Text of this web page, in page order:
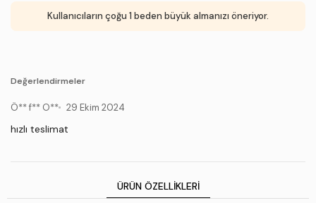
Kullanıcıların çoğu 1 beden büyük almanızı öneriyor.
Değerlendirmeler
Ö** f** O** 29 Ekim 2024
hızlı teslimat
ÜRÜN ÖZELLIKLERI